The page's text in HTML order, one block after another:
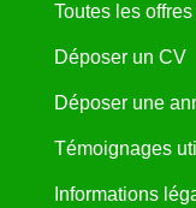
Toutes les
Déposer un CV
Déposer une
Témoignages
Informations